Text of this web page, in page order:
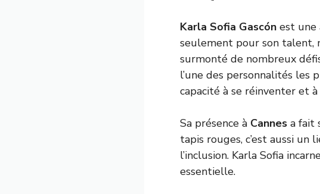
Karla Sofia Gascón est une
seulement pour son talent,
surmonté de nombreux
l’une des personnalités les
capacité à se réinventer et
Sa présence à Cannes a fait
tapis rouges, c’est aussi
l’inclusion. Karla Sofia
essentielle.